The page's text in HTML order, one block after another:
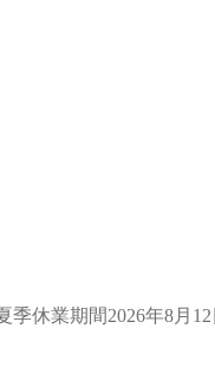
休業期間2026年8月